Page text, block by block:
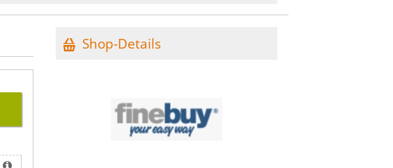
Shop-Details